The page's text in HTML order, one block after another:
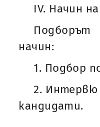
IV. Начин
Подборът
начин:
1. Подбор
2. Интервю
кандидати.